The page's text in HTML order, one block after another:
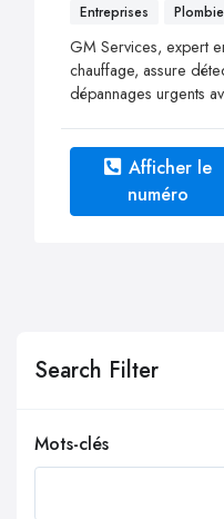
Search Filter
Mots-clés
Entreprises
GM Services, expert
chauffage, assure
dépannages urgents
Afficher le
numéro